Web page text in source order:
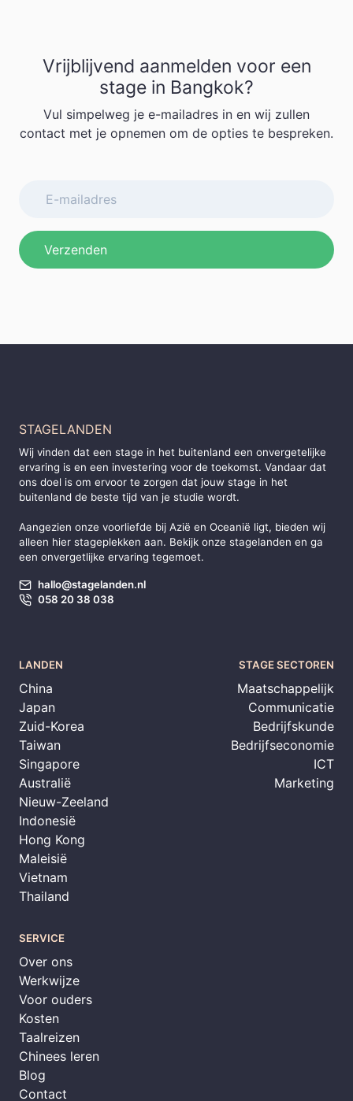
Vrijblijvend aanmelden voor een
stage in Bangkok?
Vul simpelweg je e-mailadres in en wij zullen
contact met je opnemen om de opties te bespreken.
Verzenden
STAGELANDEN
Wij vinden dat een stage in het buitenland een onvergetelijke
ervaring is en een investering voor de toekomst. Vandaar dat
ons doel is om ervoor te zorgen dat jouw stage in het
buitenland de beste tijd van je studie wordt.
Aangezien onze voorliefde bij Azië en Oceanië ligt, bieden wij
alleen hier stageplekken aan. Bekijk onze stagelanden en ga
een onvergetlijke ervaring tegemoet.
hallo@stagelanden.nl
058 20 38 038
LANDEN
China
Japan
Zuid-Korea
Taiwan
Singapore
Australië
Nieuw-Zeeland
Indonesië
Hong Kong
Maleisië
Vietnam
Thailand
STAGE SECTOREN
Maatschappelijk
Communicatie
Bedrijfskunde
Bedrijfseconomie
ICT
Marketing
SERVICE
Over ons
Werkwijze
Voor ouders
Kosten
Taalreizen
Chinees leren
Blog
Contact